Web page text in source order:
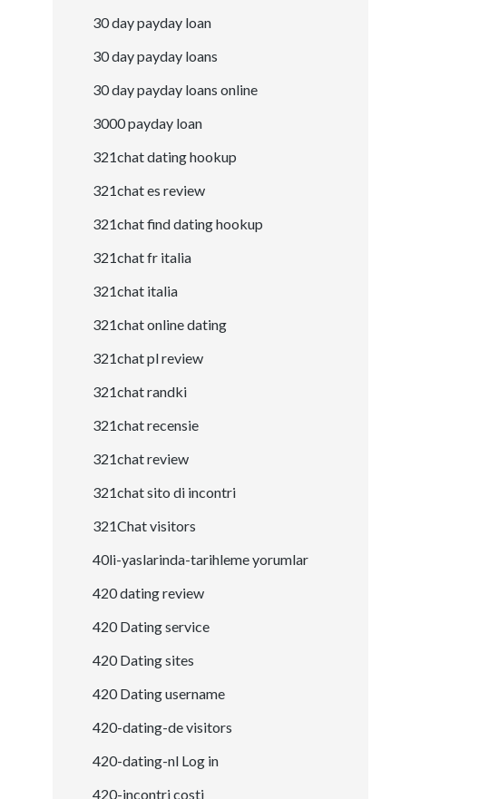
30 day payday loan
30 day payday loans
30 day payday loans online
3000 payday loan
321chat dating hookup
321chat es review
321chat find dating hookup
321chat fr italia
321chat italia
321chat online dating
321chat pl review
321chat randki
321chat recensie
321chat review
321chat sito di incontri
321Chat visitors
40li-yaslarinda-tarihleme yorumlar
420 dating review
420 Dating service
420 Dating sites
420 Dating username
420-dating-de visitors
420-dating-nl Log in
420-incontri costi